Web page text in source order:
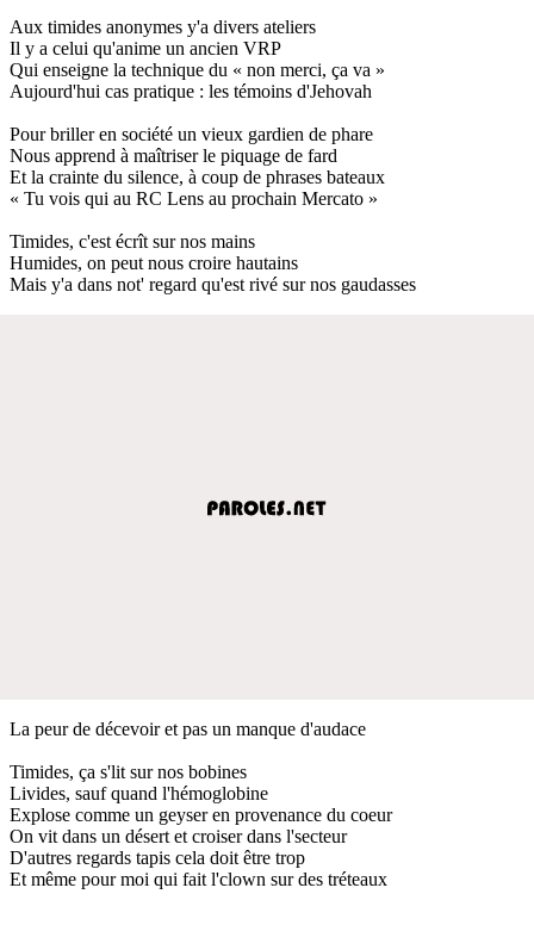
Aux timides anonymes y'a divers ateliers
Il y a celui qu'anime un ancien VRP
Qui enseigne la technique du « non merci, ça va »
Aujourd'hui cas pratique : les témoins d'Jehovah
Pour briller en société un vieux gardien de phare
Nous apprend à maîtriser le piquage de fard
Et la crainte du silence, à coup de phrases bateaux
« Tu vois qui au RC Lens au prochain Mercato »
Timides, c'est écrît sur nos mains
Humides, on peut nous croire hautains
Mais y'a dans not' regard qu'est rivé sur nos gaudasses
La peur de décevoir et pas un manque d'audace
Timides, ça s'lit sur nos bobines
Livides, sauf quand l'hémoglobine
Explose comme un geyser en provenance du coeur
On vit dans un désert et croiser dans l'secteur
D'autres regards tapis cela doit être trop
Et même pour moi qui fait l'clown sur des tréteaux